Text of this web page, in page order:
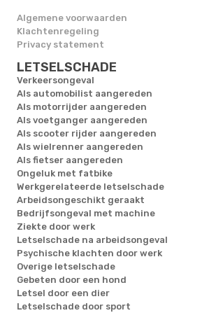
Algemene voorwaarden
Klachtenregeling
Privacy statement
LETSELSCHADE
Verkeersongeval
Als automobilist aangereden
Als motorrijder aangereden
Als voetganger aangereden
Als scooter rijder aangereden
Als wielrenner aangereden
Als fietser aangereden
Ongeluk met fatbike
Werkgerelateerde letselschade
Arbeidsongeschikt geraakt
Bedrijfsongeval met machine
Ziekte door werk
Letselschade na arbeidsongeval
Psychische klachten door werk
Overige letselschade
Gebeten door een hond
Letsel door een dier
Letselschade door sport